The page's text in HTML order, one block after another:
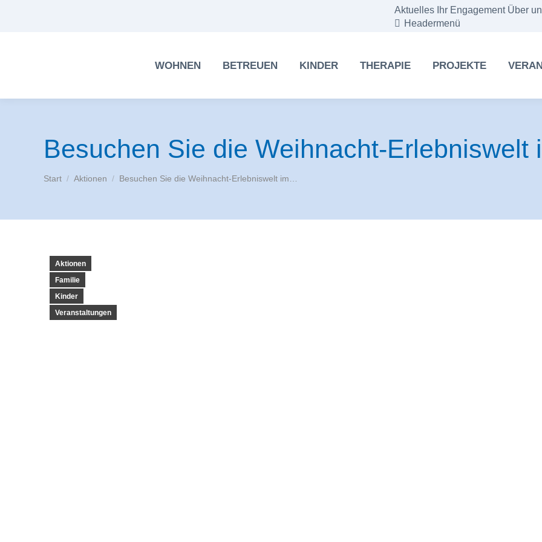
Aktuelles Ihr Engagement Über
Headermenü
WOHNEN BETREUEN KINDER THERAPIE PROJEKTE
Besuchen Sie die Weihnacht-Erlebniswelt
Start Aktionen Besuchen Sie die Weihnacht-Erlebniswelt im…
Aktionen
Familie
Kinder
Veranstaltungen